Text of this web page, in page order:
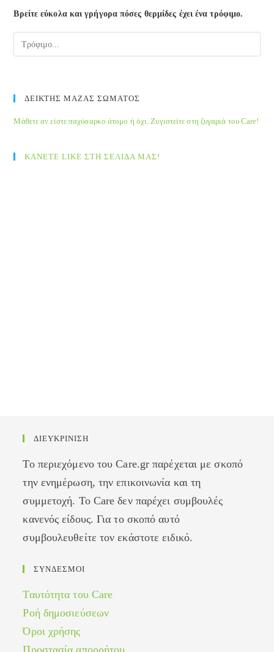
Βρείτε εύκολα και γρήγορα πόσες θερμίδες έχει ένα τρόφιμο.
ΔΕΙΚΤΗΣ ΜΑΖΑΣ ΣΩΜΑΤΟΣ
Μάθετε αν είστε παχύσαρκο άτομο ή όχι. Ζυγιστείτε στη ζυγαριά του Care!
ΚΑΝΕΤΕ LIKE ΣΤΗ ΣΕΛΙΔΑ ΜΑΣ!
ΔΙΕΥΚΡΙΝΙΣΗ
Το περιεχόμενο του Care.gr παρέχεται με σκοπό
την ενημέρωση, την επικοινωνία και τη
συμμετοχή. Το Care δεν παρέχει συμβουλές
κανενός είδους. Για το σκοπό αυτό
συμβουλευθείτε τον εκάστοτε ειδικό.
ΣΥΝΔΕΣΜΟΙ
Ταυτότητα του Care
Ροή δημοσιεύσεων
Όροι χρήσης